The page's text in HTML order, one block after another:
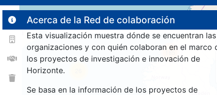
Acerca de la Red de colaboración
Esta visualización muestra dónde se encuentran las
organizaciones y con quién colaboran en el marco
los proyectos de investigación e innovación de
Horizonte.
Se basa en la información de los proyectos de
185